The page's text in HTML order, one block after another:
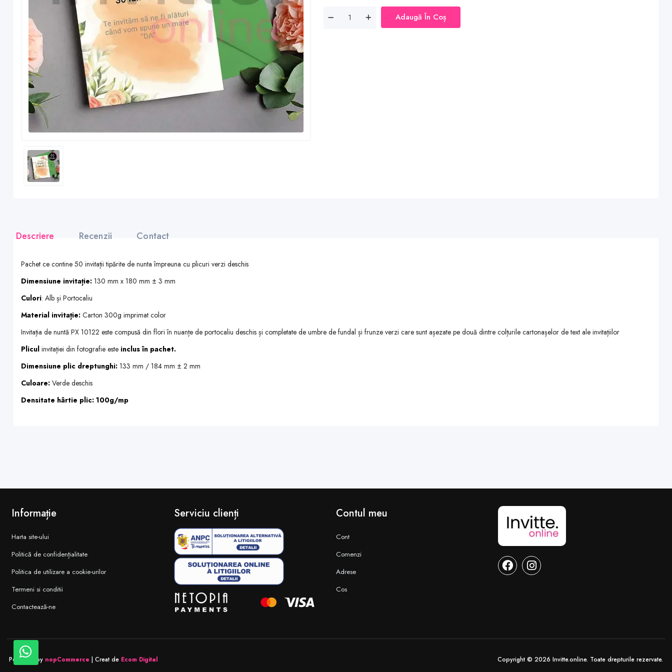
Adaugă În Coș
Descriere Recenzii Contact
Pachet ce contine 50 invitații tipărite de nunta împreuna cu plicuri verzi deschis
Dimensiune invitație:130 mm x 180 mm ± 3 mm
Culori: Alb și Portocaliu
Material invitație:Carton 300g imprimat color
Invitația de nuntă PX 10122 este compusă din flori în nuanțe de portocaliu deschis și completate de umbre de fundal și frunze verzi care sunt așezate pe două dintre colțurile cartonașelor de text ale invitațiilor
Pliculinvitației din fotografie este inclus în pachet.
Dimensiune plic dreptunghi:133 mm / 184 mm ± 2 mm
Culoare:Verde deschis
Densitate hârtie plic: 100g/mp
Informație
Harta site-ului
Politică de confidențialitate
Politica de utilizare a cookie-urilor
Termeni si conditii
Contactează-ne
Serviciu clienți Contul meu
Cont
Comenzi
Adrese
Cos
Copyright © 2026 Invitte.online. Toate drepturile rezervate.
Powered by nopCommerce | Creat de Ecom Digital